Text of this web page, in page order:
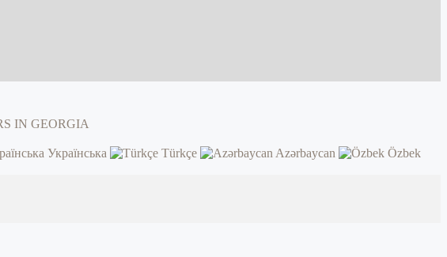
Українська Türkçe Azərbaycan
Özbek